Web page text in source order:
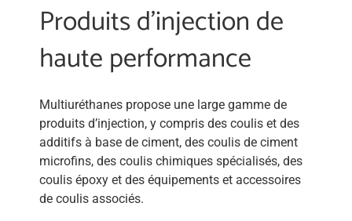
Produits d’injection de
haute performance
Multiuréthanes propose une large gamme de
produits d’injection, y compris des coulis et des
additifs à base de ciment, des coulis de ciment
microfins, des coulis chimiques spécialisés, des
coulis époxy et des équipements et accessoires
de coulis associés.